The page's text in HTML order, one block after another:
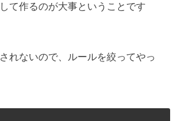
て作るのが大事ということです
れないので、ルールを絞ってやっ